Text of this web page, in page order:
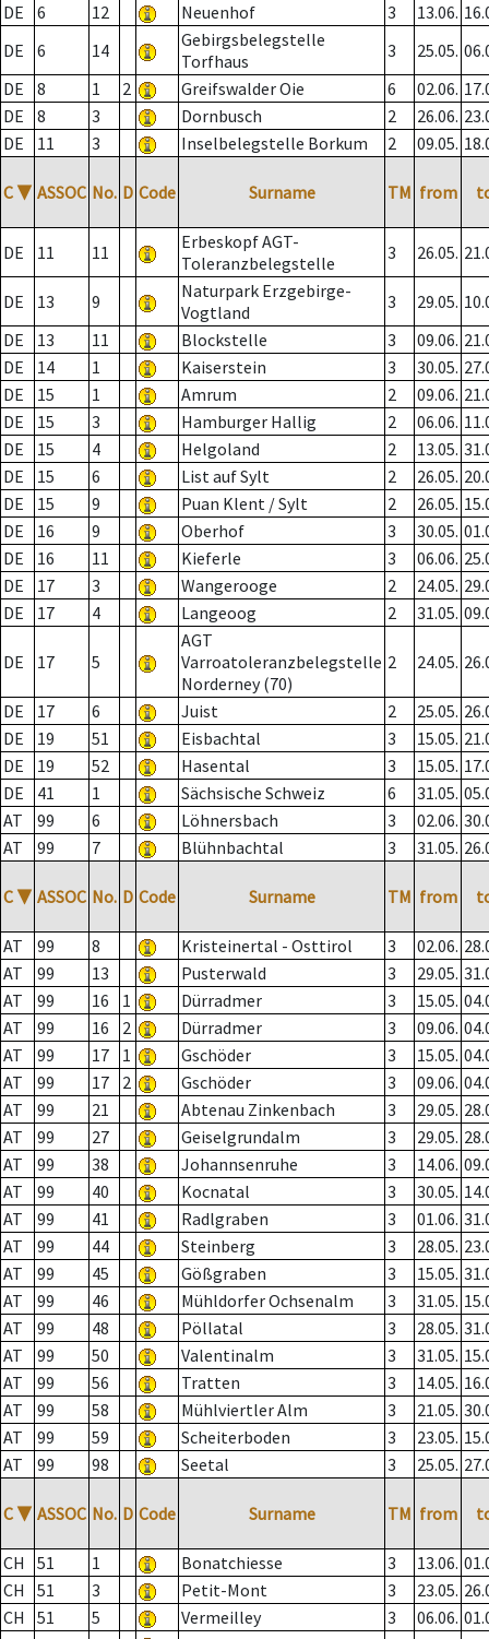
DE
6 12 Neuenhof 3 13.06.
DE
6 14
Gebirgsbelegstelle
Torfhaus
3 25.05.
DE
8 1 2 Greifswalder Oie 6 02.06.
DE
8 3 Dornbusch 2 26.06.
DE
11 3 Inselbelegstelle Borkum 2 09.05.
C ▼ ASSOC No. D Code Surname TM from
DE 11 11
Erbeskopf AGT-
Toleranzbelegstelle
3 26.05.
DE 13 9
Naturpark Erzgebirge-
Vogtland
3 29.05.
DE
13 11 Blockstelle 3 09.06.
DE
14 1 Kaiserstein 3 30.05.
DE
15 1 Amrum 2 09.06.
DE
15 3 Hamburger Hallig 2 06.06.
DE
15 4 Helgoland 2 13.05.
DE
15 6 List auf Sylt 2 26.05.
DE
15 9 Puan Klent / Sylt 2 26.05.
DE
16 9 Oberhof 3 30.05.
DE
16 11 Kieferle 3 06.06.
DE
17 3 Wangerooge 2 24.05.
DE
17 4 Langeoog 2 31.05.
DE 17 5
AGT
Varroatoleranzbelegstelle
Norderney (70)
2 24.05.
DE 17 6 Juist 2 25.05.
DE
19 51 Eisbachtal 3 15.05.
DE
19 52 Hasental 3 15.05.
DE
41 1 Sächsische Schweiz 6 31.05.
AT
99 6 Löhnersbach 3 02.06.
AT
99 7 Blühnbachtal 3 31.05.
C ▼ ASSOC No. D Code Surname TM from
AT 99 8 Kristeinertal - Osttirol 3 02.06.
AT
99 13 Pusterwald 3 29.05.
AT
99 16 1 Dürradmer 3 15.05.
AT
99 16 2 Dürradmer 3 09.06.
AT
99 17 1 Gschöder 3 15.05.
AT
99 17 2 Gschöder 3 09.06.
AT
99 21 Abtenau Zinkenbach 3 29.05.
AT
99 27 Geiselgrundalm 3 29.05.
AT
99 38 Johannsenruhe 3 14.06.
AT
99 40 Kocnatal 3 30.05.
AT
99 41 Radlgraben 3 01.06.
AT
99 44 Steinberg 3 28.05.
AT
99 45 Gößgraben 3 15.05.
AT
99 46 Mühldorfer Ochsenalm 3 31.05.
AT
99 48 Pöllatal 3 28.05.
AT
99 50 Valentinalm 3 31.05.
AT
99 56 Tratten 3 14.05.
AT
99 58 Mühlviertler Alm 3 21.05.
AT
99 59 Scheiterboden 3 23.05.
AT
99 98 Seetal 3 25.05.
C ▼ ASSOC No. D Code Surname TM from
CH 51 1 Bonatchiesse 3 13.06.
CH
51 3 Petit-Mont 3 23.05.
CH
51 5 Vermeilley 3 06.06.